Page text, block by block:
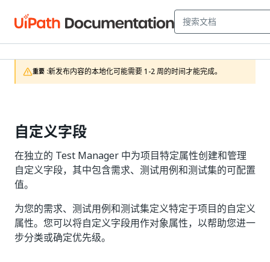
重要 :新发布内容的本地化可能需要 1-2 周的时间才能完成。
自定义字段
在独立的 Test Manager 中为项目特定属性创建和管理
自定义字段，其中包含需求、测试用例和测试集的可配置
值。
为您的需求、测试用例和测试集定义特定于项目的自定义
属性。您可以将自定义字段用作对象属性，以帮助您进一
步分类或确定优先级。